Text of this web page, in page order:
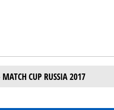
CUP RUSSIA 2017